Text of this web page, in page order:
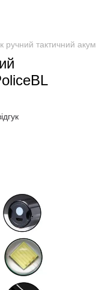
ручний тактичний